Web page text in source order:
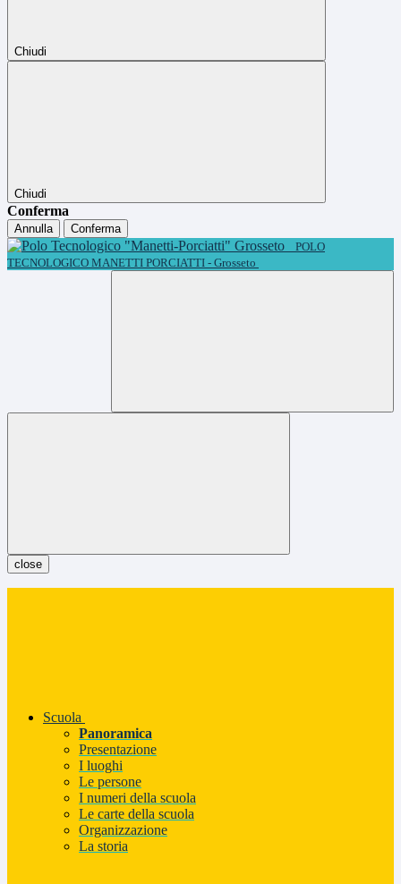
Chiudi
Chiudi
Conferma
Annulla
Conferma
POLO
TECNOLOGICO MANETTI PORCIATTI - Grosseto
close
Scuola
Panoramica
Presentazione
I luoghi
Le persone
I numeri della scuola
Le carte della scuola
Organizzazione
La storia